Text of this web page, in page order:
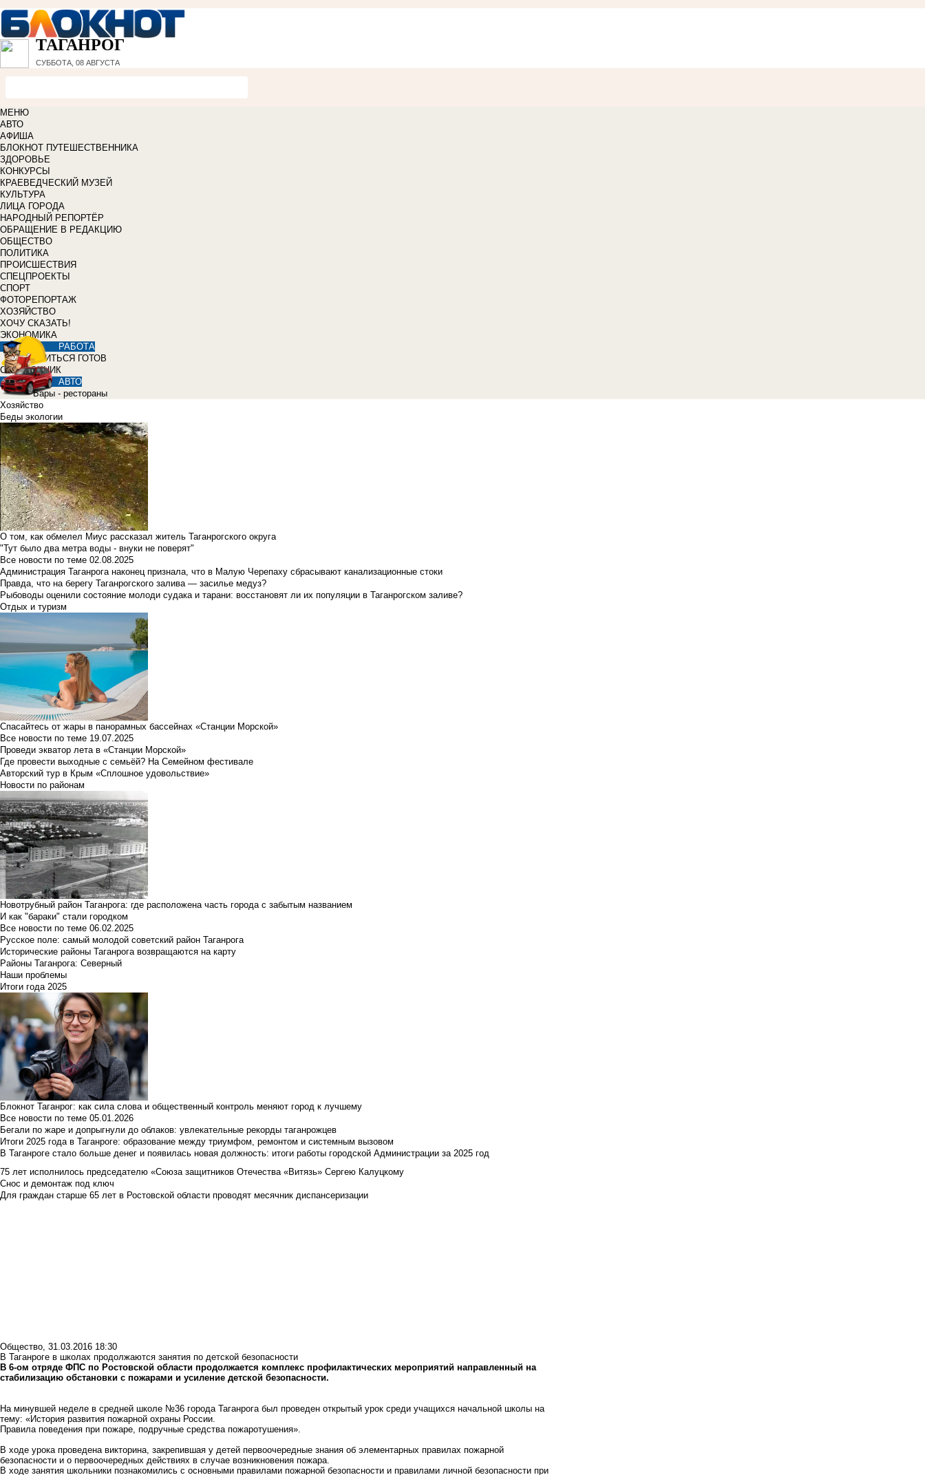
ТАГАНРОГ
СУББОТА, 08 АВГУСТА
МЕНЮ
АВТО
АФИША
БЛОКНОТ ПУТЕШЕСТВЕННИКА
ЗДОРОВЬЕ
КОНКУРСЫ
КРАЕВЕДЧЕСКИЙ МУЗЕЙ
КУЛЬТУРА
ЛИЦА ГОРОДА
НАРОДНЫЙ РЕПОРТЁР
ОБРАЩЕНИЕ В РЕДАКЦИЮ
ОБЩЕСТВО
ПОЛИТИКА
ПРОИСШЕСТВИЯ
СПЕЦПРОЕКТЫ
СПОРТ
ФОТОРЕПОРТАЖ
ХОЗЯЙСТВО
ХОЧУ СКАЗАТЬ!
ЭКОНОМИКА
РАБОТА
УЧИТЬСЯ ГОТОВ
СПРАВОЧНИК
АВТО
Бары - рестораны
Хозяйство
Беды экологии
О том, как обмелел Миус рассказал житель Таганрогского округа
"Тут было два метра воды - внуки не поверят"
Все новости по теме 02.08.2025
Администрация Таганрога наконец признала, что в Малую Черепаху сбрасывают канализационные стоки
Правда, что на берегу Таганрогского залива — засилье медуз?
Рыбоводы оценили состояние молоди судака и тарани: восстановят ли их популяции в Таганрогском заливе?
Отдых и туризм
Спасайтесь от жары в панорамных бассейнах «Станции Морской»
Все новости по теме 19.07.2025
Проведи экватор лета в «Станции Морской»
Где провести выходные с семьёй? На Семейном фестивале
Авторский тур в Крым «Сплошное удовольствие»
Новости по районам
Новотрубный район Таганрога: где расположена часть города с забытым названием
И как "бараки" стали городком
Все новости по теме 06.02.2025
Русское поле: самый молодой советский район Таганрога
Исторические районы Таганрога возвращаются на карту
Районы Таганрога: Северный
Наши проблемы
Итоги года 2025
Блокнот Таганрог: как сила слова и общественный контроль меняют город к лучшему
Все новости по теме 05.01.2026
Бегали по жаре и допрыгнули до облаков: увлекательные рекорды таганрожцев
Итоги 2025 года в Таганроге: образование между триумфом, ремонтом и системным вызовом
В Таганроге стало больше денег и появилась новая должность: итоги работы городской Администрации за 2025 год
75 лет исполнилось председателю «Союза защитников Отечества «Витязь» Сергею Калуцкому
Снос и демонтаж под ключ
Для граждан старше 65 лет в Ростовской области проводят месячник диспансеризации
Общество, 31.03.2016 18:30
В Таганроге в школах продолжаются занятия по детской безопасности
В 6-ом отряде ФПС по Ростовской области продолжается комплекс профилактических мероприятий направленный на
стабилизацию обстановки с пожарами и усиление детской безопасности.
На минувшей неделе в средней школе №36 города Таганрога был проведен открытый урок среди учащихся начальной школы на
тему: «История развития пожарной охраны России.
Правила поведения при пожаре, подручные средства пожаротушения».
В ходе урока проведена викторина, закрепившая у детей первоочередные знания об элементарных правилах пожарной
безопасности и о первоочередных действиях в случае возникновения пожара.
В ходе занятия школьники познакомились с основными правилами пожарной безопасности и правилами личной безопасности при